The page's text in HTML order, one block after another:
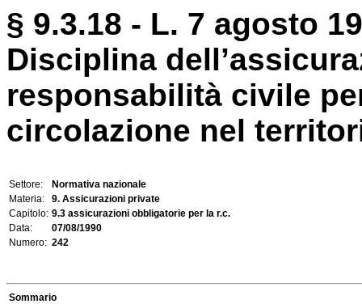
§ 9.3.18 - L. 7 agosto
Disciplina
responsabilità civile
circolazione nel
Settore:
Normativa nazionale
Materia:
9. Assicurazioni private
Capitolo: 9.3 assicurazioni obbligatorie per la r.c.
Data:
07/08/1990
Numero: 242
Sommario